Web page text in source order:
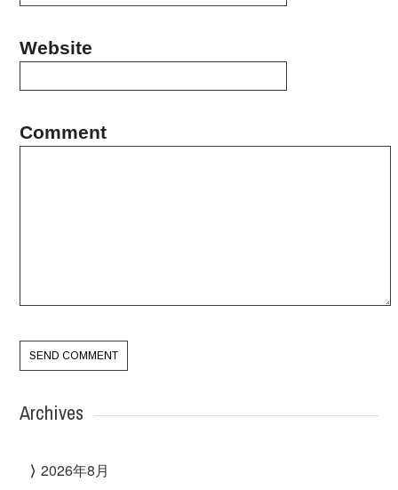
Website
Comment
Archives
2026年8月